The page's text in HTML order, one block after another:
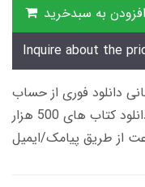
افزودن به سبدخرید
Inquire about the
های 600 هزار تومانی دانلود فوری از حساب
کاربری می باشد، و زمان تحویل لینک دانلود کتاب های 500 هزار